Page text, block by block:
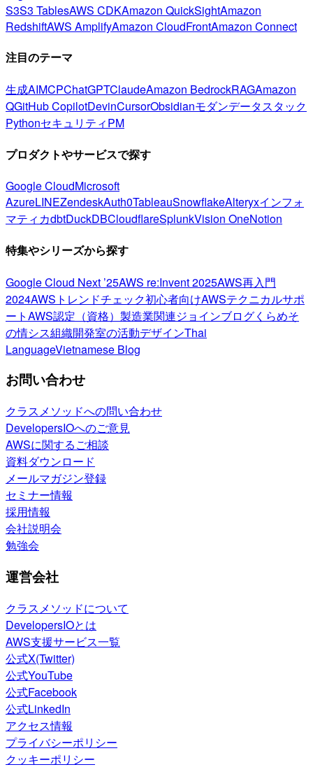
S3S3 TablesAWS CDKAmazon QuickSightAmazon
RedshiftAWS AmplifyAmazon CloudFrontAmazon Connect
注目のテーマ
生成AIMCPChatGPTClaudeAmazon BedrockRAGAmazon
QGitHub CopilotDevinCursorObsidianモダンデータスタック
PythonセキュリティPM
プロダクトやサービスで探す
Google CloudMicrosoft
AzureLINEZendeskAuth0TableauSnowflakeAlteryxインフォ
マティカdbtDuckDBCloudflareSplunkVision OneNotion
特集やシリーズから探す
Google Cloud Next ’25AWS re:Invent 2025AWS再入門
2024AWSトレンドチェック初心者向けAWSテクニカルサポ
ートAWS認定（資格） 製造業関連ジョインブログくらめそ
の情シス組織開発室の活動デザインThai
LanguageVietnamese Blog
お問い合わせ
クラスメソッドへの問い合わせ
DevelopersIOへのご意見
AWSに関するご相談
資料ダウンロード
メールマガジン登録
セミナー情報
採用情報
会社説明会
勉強会
運営会社
クラスメソッドについて
DevelopersIOとは
AWS支援サービス一覧
公式X(Twitter)
公式YouTube
公式Facebook
公式LinkedIn
アクセス情報
プライバシーポリシー
クッキーポリシー